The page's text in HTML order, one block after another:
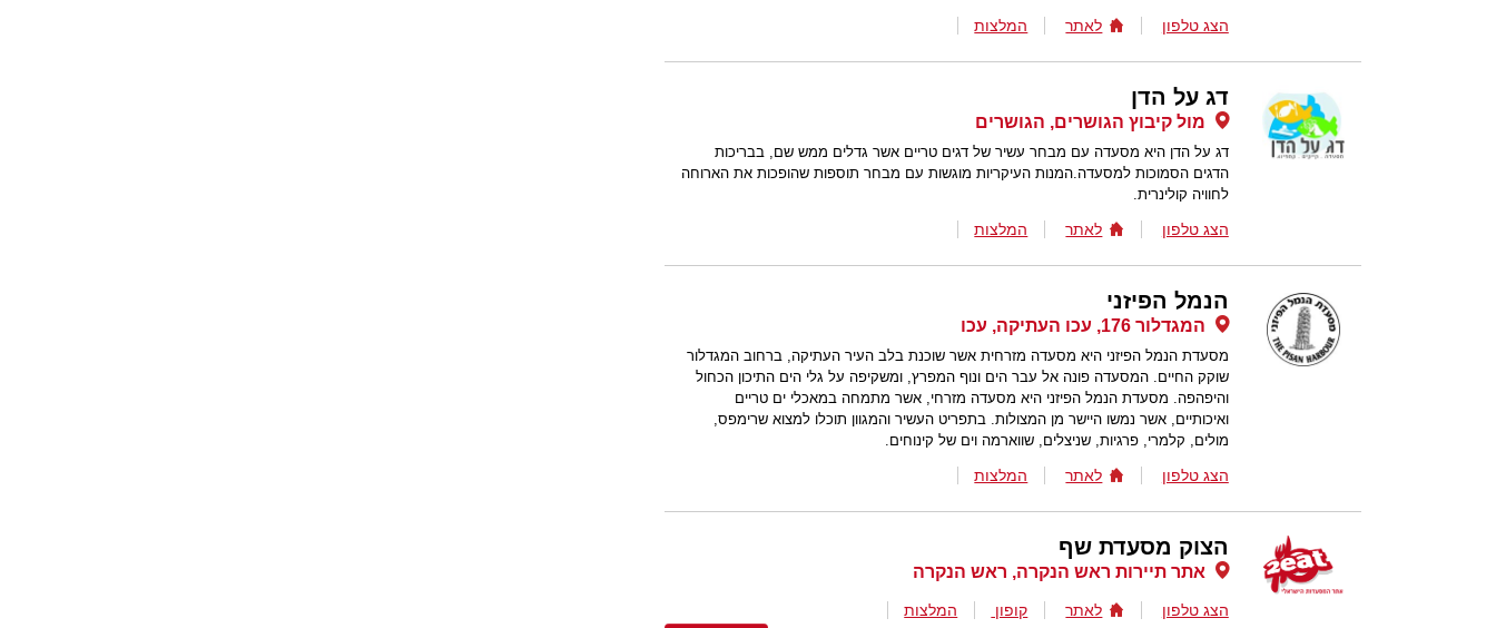
הצג טלפון לאתר המלצות
דג על הדן
מול קיבוץ הגושרים, הגושרים
דג על הדן היא מסעדה עם מבחר עשיר של דגים טריים אשר גדלים ממש שם, בבריכות
הדגים הסמוכות למסעדה.המנות העיקריות מוגשות עם מבחר תוספות שהופכות את הארוחה
לחוויה קולינרית.
הצג טלפון לאתר המלצות
הנמל הפיזני
המגדלור 176, עכו העתיקה, עכו
מסעדת הנמל הפיזני היא מסעדה מזרחית אשר שוכנת בלב העיר העתיקה, ברחוב המגדלור
שוקק החיים. המסעדה פונה אל עבר הים ונוף המפרץ, ומשקיפה על גלי הים התיכון הכחול
והיפהפה. מסעדת הנמל הפיזני היא מסעדה מזרחי, אשר מתמחה במאכלי ים טריים
ואיכותיים, אשר נמשו היישר מן המצולות. בתפריט העשיר והמגוון תוכלו למצוא שרימפס,
מולים, קלמרי, פרגיות, שניצלים, שווארמה וים של קינוחים.
הצג טלפון לאתר המלצות
הצוק מסעדת שף
אתר תיירות ראש הנקרה, ראש הנקרה
הצג טלפון לאתר קופון
המלצות